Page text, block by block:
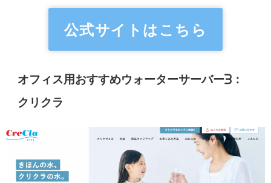
公式サイトはこちら
オフィス用おすすめウォーターサーバー3：
クリクラ